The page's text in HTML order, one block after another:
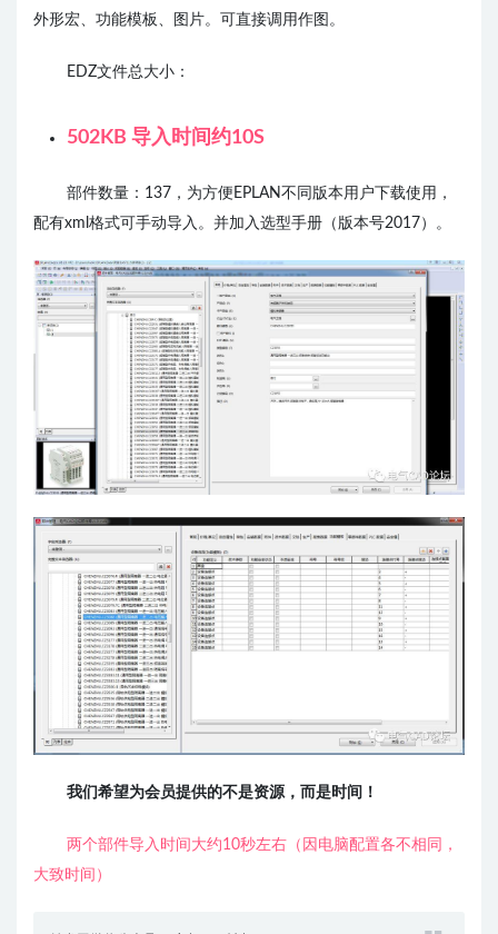
外形宏、功能模板 、图片。可直接调用作图。
EDZ文件总大小：
502KB 导入时间约10S
部件数量：137，为方便EPLAN不同版本用户下载使用，
配有xml格式可手动导入。并加入选型手册（版本号2017）。
我们希望为会员提供的不是资源，而是时间！
两个部件导入时间大约10秒左右（因电脑配置各不相同，
大致时间）